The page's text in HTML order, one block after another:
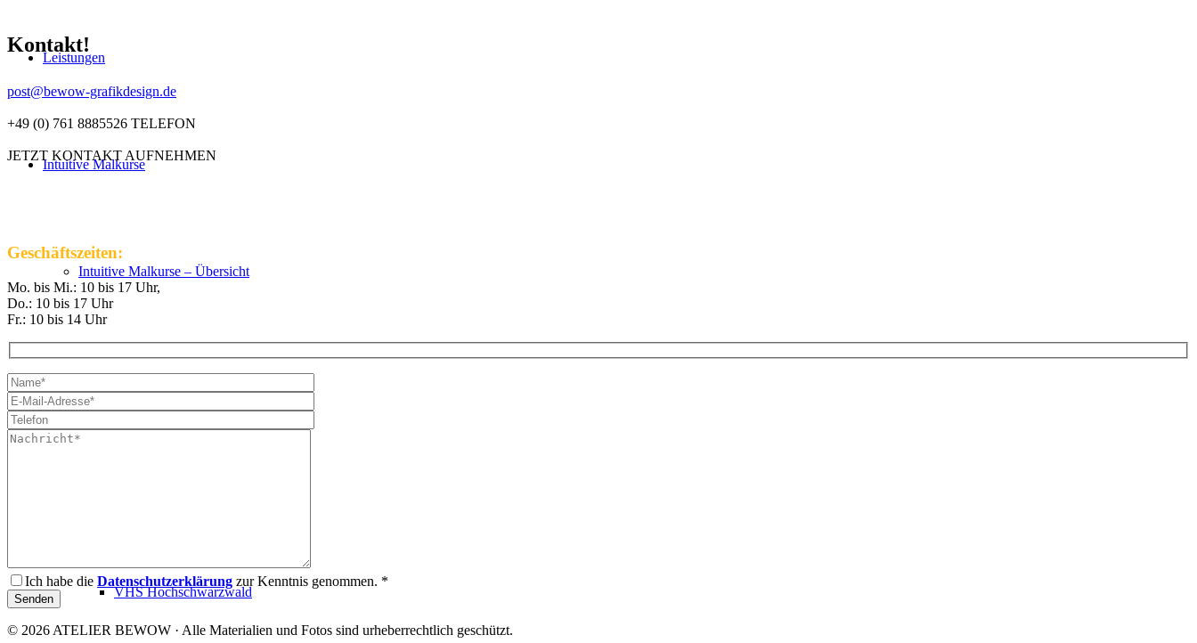
Leistungen
Intuitive Malkurse
Intuitive Malkurse – Übersicht
VHS Kurse
VHS Hochschwarzwald
Kontakt!
post@bewow-grafikdesign.de
+49 (0) 761 8885526 TELEFON
JETZT KONTAKT AUFNEHMEN
Geschäftszeiten:
Mo. bis Mi.: 10 bis 17 Uhr,
Do.: 10 bis 17 Uhr
Fr.: 10 bis 14 Uhr
Ich habe die Datenschutzerklärung zur Kenntnis genommen. *
© 2026 ATELIER BEWOW · Alle Materialien und Fotos sind urheberrechtlich geschützt.